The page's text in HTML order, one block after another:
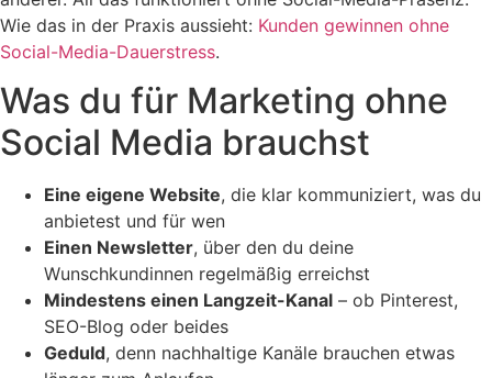
Wie das in der Praxis aussieht: Kunden gewinnen ohne
Social-Media-Dauerstress.
Was du für Marketing ohne
Social Media brauchst
Eine eigene Website, die klar kommuniziert, was du
anbietest und für wen
Einen Newsletter, über den du deine
Wunschkundinnen regelmäßig erreichst
Mindestens einen Langzeit-Kanal – ob Pinterest,
SEO-Blog oder beides
Geduld, denn nachhaltige Kanäle brauchen etwas